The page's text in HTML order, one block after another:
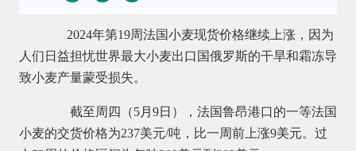
2024年第19周法国小麦现货价格继续上涨，因为
人们日益担忧世界最大小麦出口国俄罗斯的干旱和霜冻导
致小麦产量蒙受损失。
截至周四（5月9日），法国鲁昂港口的一等法国
小麦的交货价格为237美元/吨，比一周前上涨9美元。过